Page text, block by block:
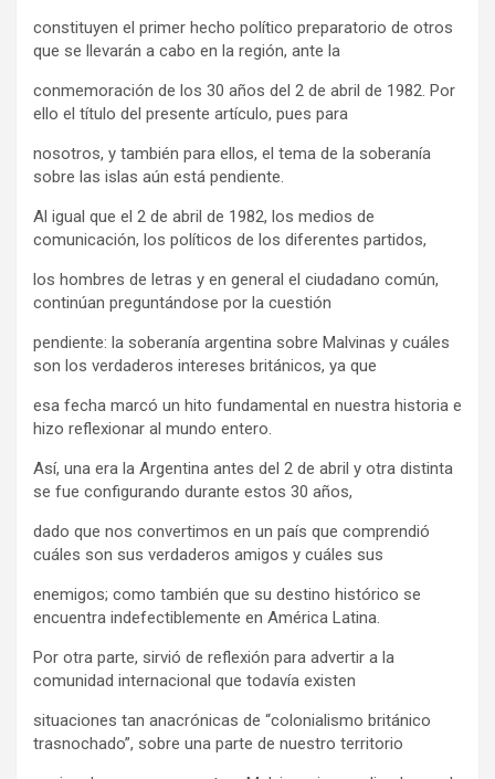
constituyen el primer hecho político preparatorio de otros
que se llevarán a cabo en la región, ante la
conmemoración de los 30 años del 2 de abril de 1982. Por
ello el título del presente artículo, pues para
nosotros, y también para ellos, el tema de la soberanía
sobre las islas aún está pendiente.
Al igual que el 2 de abril de 1982, los medios de
comunicación, los políticos de los diferentes partidos,
los hombres de letras y en general el ciudadano común,
continúan preguntándose por la cuestión
pendiente: la soberanía argentina sobre Malvinas y cuáles
son los verdaderos intereses británicos, ya que
esa fecha marcó un hito fundamental en nuestra historia e
hizo reflexionar al mundo entero.
Así, una era la Argentina antes del 2 de abril y otra distinta
se fue configurando durante estos 30 años,
dado que nos convertimos en un país que comprendió
cuáles son sus verdaderos amigos y cuáles sus
enemigos; como también que su destino histórico se
encuentra indefectiblemente en América Latina.
Por otra parte, sirvió de reflexión para advertir a la
comunidad internacional que todavía existen
situaciones tan anacrónicas de “colonialismo británico
trasnochado”, sobre una parte de nuestro territorio